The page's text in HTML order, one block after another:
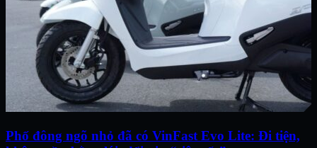
Phố đông ngõ nhỏ đã có VinFast Evo Lite: Đi tiện,